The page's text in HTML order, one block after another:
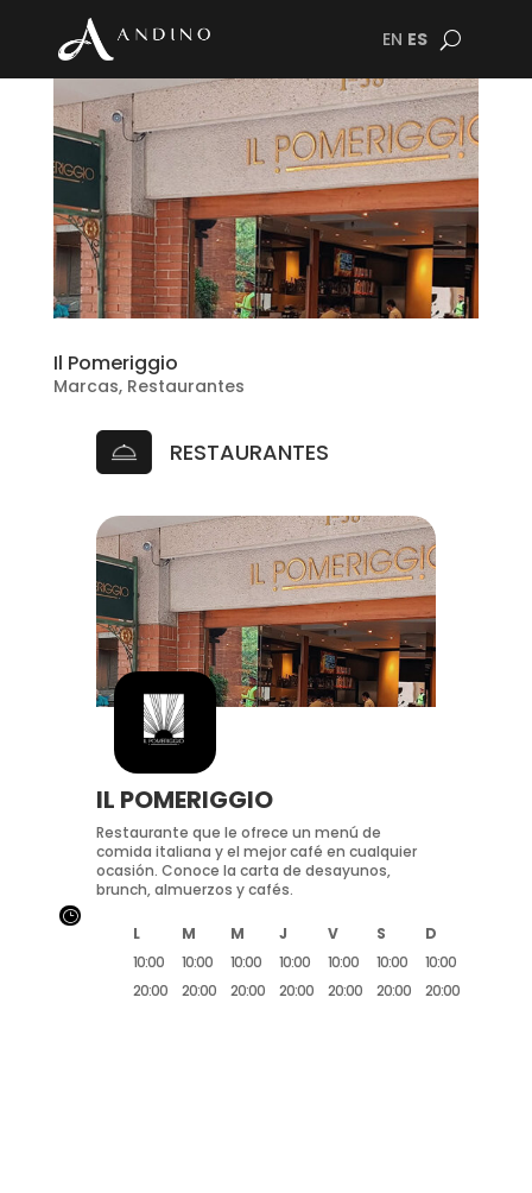
EN ES
Il Pomeriggio
Marcas, Restaurantes
RESTAURANTES
IL POMERIGGIO
Restaurante que le ofrece un menú de
comida italiana y el mejor café en cualquier
ocasión. Conoce la carta de desayunos,
brunch, almuerzos y cafés.
L M M J V S
D
10:00
20:00
10:00
20:00
10:00
20:00
10:00
20:00
10:00
20:00
10:00
20:00
10:00
20:00
}